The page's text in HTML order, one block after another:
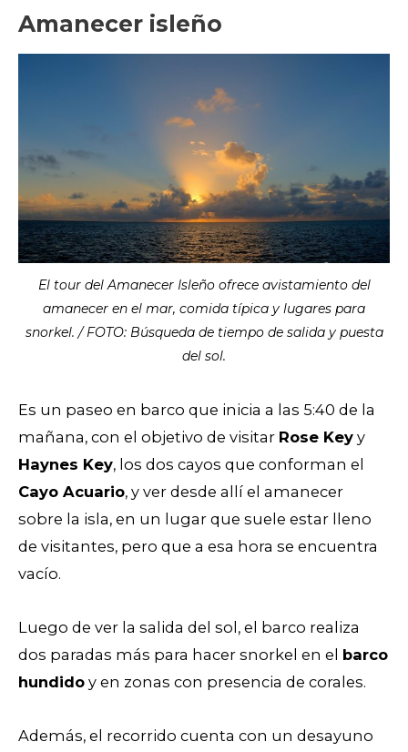
Amanecer isleño
El tour del Amanecer Isleño ofrece avistamiento del
amanecer en el mar, comida típica y lugares para
snorkel. / FOTO: Búsqueda de tiempo de salida y puesta
del sol.
Es un paseo en barco que inicia a las 5:40 de la
mañana, con el objetivo de visitar Rose Key y
Haynes Key, los dos cayos que conforman el
Cayo Acuario, y ver desde allí el amanecer
sobre la isla, en un lugar que suele estar lleno
de visitantes, pero que a esa hora se encuentra
vacío.
Luego de ver la salida del sol, el barco realiza
dos paradas más para hacer snorkel en el barco
hundido y en zonas con presencia de corales.
Además, el recorrido cuenta con un desayuno